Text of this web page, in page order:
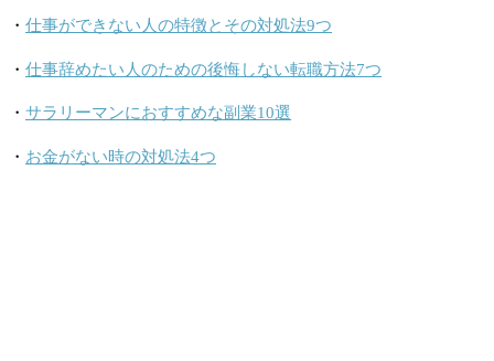
・ 仕事ができない人の特徴とその対処法9つ
・ 仕事辞めたい人のための後悔しない転職方法7つ
・ サラリーマンにおすすめな副業10選
・ お金がない時の対処法4つ